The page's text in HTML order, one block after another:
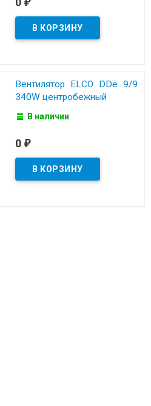
₽
Вентилятор ELCO DDe 9/9
340W центробежный
В наличии
0 ₽